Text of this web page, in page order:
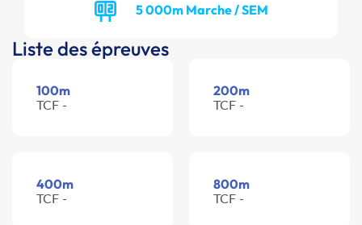
5 000m Marche / SEM
Liste des épreuves
100m
TCF -
200m
TCF -
400m
TCF -
800m
TCF -